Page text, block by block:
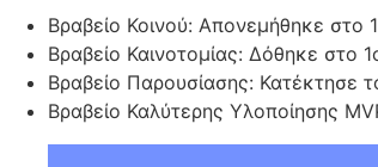
Βραβείο Κοινού: Απονεμήθηκε στο
Βραβείο Καινοτομίας: Δόθηκε στο
Βραβείο Παρουσίασης: Κατέκτησε
Βραβείο Καλύτερης Υλοποίησης